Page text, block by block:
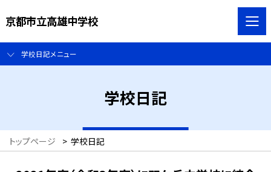
京都市立高雄中学校
学校日記メニュー
学校日記
トップページ > 学校日記